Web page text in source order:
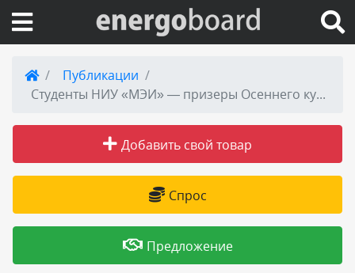
Вход на сайт
Публикации
Публикации
Студенты НИУ «МЭИ» — призеры Осеннего кубка CASE-IN
Добавить свой товар
Спрос
Предложение